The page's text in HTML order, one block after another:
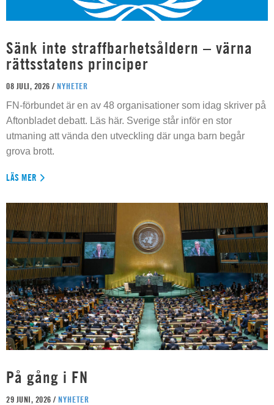
Sänk inte straffbarhetsåldern – värna
rättsstatens principer
08 JULI, 2026 / NYHETER
FN-förbundet är en av 48 organisationer som idag skriver på
Aftonbladet debatt. Läs här. Sverige står inför en stor
utmaning att vända den utveckling där unga barn begår
grova brott.
LÄS MER
På gång i FN
29 JUNI, 2026 / NYHETER